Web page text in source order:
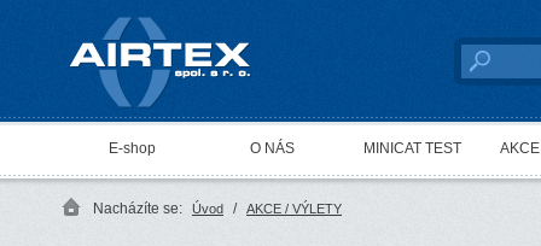
AIRTEX spol. s r. o.
E-shop O NÁS MINICAT TEST
Nacházíte se: Úvod / AKCE / VÝLETY